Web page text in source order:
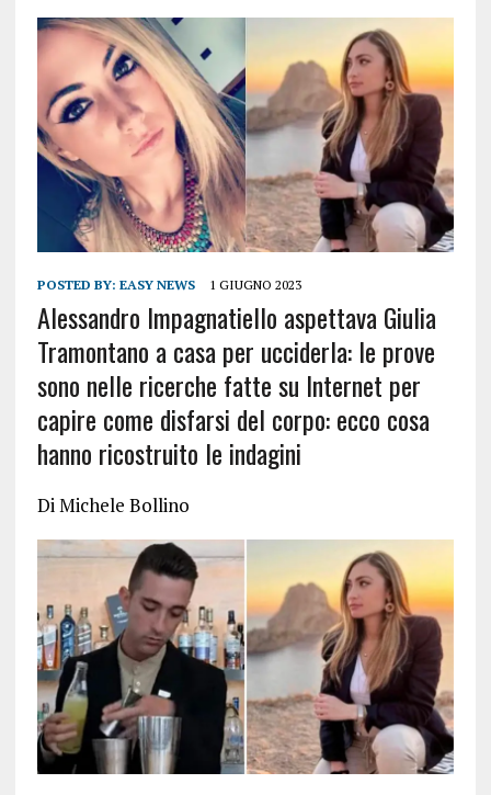
POSTED BY: EASY NEWS 1 GIUGNO 2023
Alessandro Impagnatiello aspettava Giulia
Tramontano a casa per ucciderla: le prove
sono nelle ricerche fatte su Internet per
capire come disfarsi del corpo: ecco cosa
hanno ricostruito le indagini
Di Michele Bollino